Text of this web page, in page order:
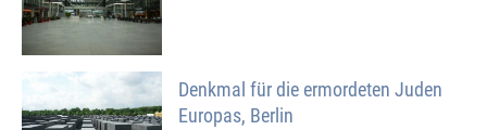
Denkmal für die ermordeten Juden
Europas, Berlin